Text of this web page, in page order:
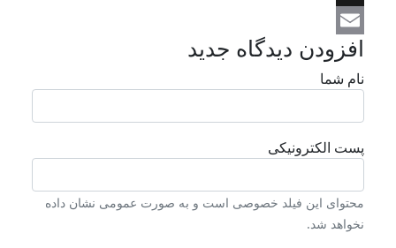
Email
افزودن دیدگاه جدید
نام شما
پست الکترونیکی
محتوای این فیلد خصوصی است و به صورت عمومی نشان داده
نخواهد شد.